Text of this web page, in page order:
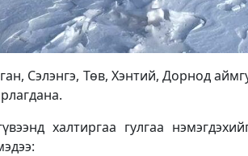
Сэлэнгэ, Төв, Хэнтий, Дорнод
халтиргаа гулгаа